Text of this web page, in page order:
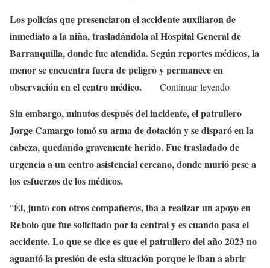
Los policías que presenciaron el accidente auxiliaron de
inmediato a la niña, trasladándola al Hospital General de
Barranquilla, donde fue atendida. Según reportes médicos, la
menor se encuentra fuera de peligro y permanece en
observación en el centro médico.
Continuar leyendo
Sin embargo, minutos después del incidente, el patrullero
Jorge Camargo tomó su arma de dotación y se disparó en la
cabeza, quedando gravemente herido. Fue trasladado de
urgencia a un centro asistencial cercano, donde murió pese a
los esfuerzos de los médicos.
“Él, junto con otros compañeros, iba a realizar un apoyo en
Rebolo que fue solicitado por la central y es cuando pasa el
accidente. Lo que se dice es que el patrullero del año 2023 no
aguantó la presión de esta situación porque le iban a abrir